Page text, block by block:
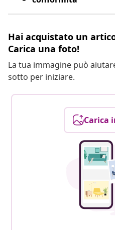
Hai acquistato un
Carica una foto!
La tua immagine può
sotto per iniziare.
Carica